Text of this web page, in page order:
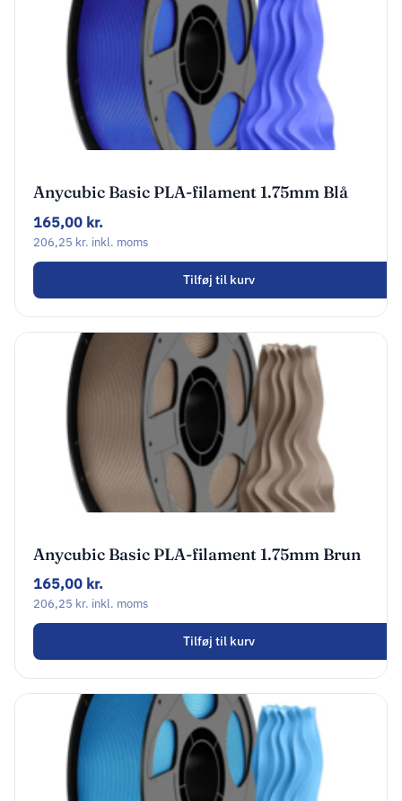
Anycubic Basic PLA-filament 1.75mm Blå
AHPLDB-107
165,00 kr.
206,25 kr. inkl. moms
Tilføj til kurv
Anycubic Basic PLA-filament 1.75mm Brun
AHPLBR-107
165,00 kr.
206,25 kr. inkl. moms
Tilføj til kurv